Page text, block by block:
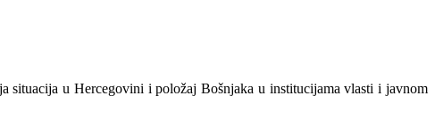
situacija u Hercegovini i položaj Bošnjaka u institucijama vlasti i javnom